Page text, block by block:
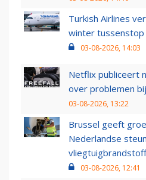
Turkish Airlines
winter tussenstop
03-08-2026, 14:03
Netflix publiceert
over problemen
03-08-2026, 13:22
Brussel geeft
Nederlandse
03-08-2026, 12:41